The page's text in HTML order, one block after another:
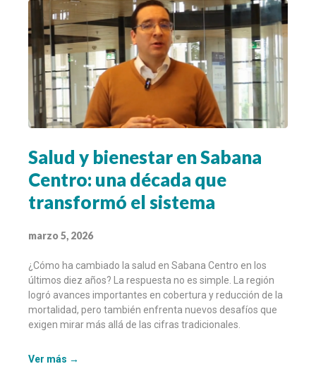
Salud y bienestar en Sabana
Centro: una década que
transformó el sistema
marzo 5, 2026
¿Cómo ha cambiado la salud en Sabana Centro en los
últimos diez años? La respuesta no es simple. La región
logró avances importantes en cobertura y reducción de la
mortalidad, pero también enfrenta nuevos desafíos que
exigen mirar más allá de las cifras tradicionales.
Ver más →